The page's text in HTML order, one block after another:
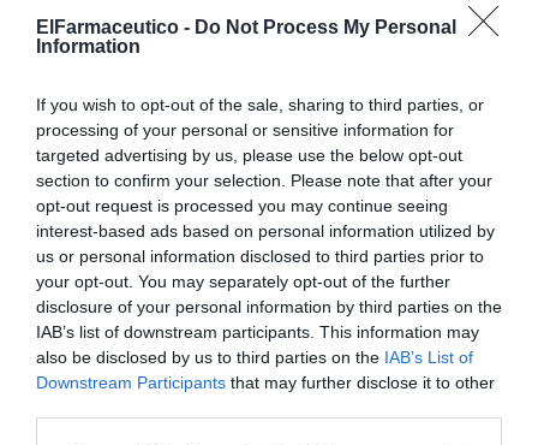
ElFarmaceutico - Do Not Process My Personal
Information
If you wish to opt-out of the sale, sharing to third parties, or
processing of your personal or sensitive information for
targeted advertising by us, please use the below opt-out
section to confirm your selection. Please note that after your
opt-out request is processed you may continue seeing
interest-based ads based on personal information utilized by
us or personal information disclosed to third parties prior to
your opt-out. You may separately opt-out of the further
disclosure of your personal information by third parties on the
IAB’s list of downstream participants. This information may
also be disclosed by us to third parties on the IAB’s List of
Downstream Participants that may further disclose it to other
gripe, se aconseja tratamiento sintomático y reposo12
En el caso de COVID-19 se están desarrollando varios
monoclonales. Recientemente se ha autorizado el uso
de emergencia del antiviral molnupiravir, que estaría
indicado en pacientes adultos no hospitalizados con
COVID-19 de leve a moderada con mayor riesgo de
desarrollar COVID-19 grave y/u hospitalización.
En la tabla 5 se relacionan los principales grupos de
medicamentos según los síntomas, así como aquellas
especies vegetales que forman parte de productos
fitoterápicos indicados para aliviar los síntomas de estas
afecciones.